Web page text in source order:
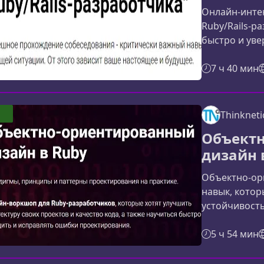
Ruby/Rails-
быстро и
узнаете,
вопросы
которые:
7 ч 40 мин
дизайн
Объектно-
навык,
материал
из5 ч 54 мин